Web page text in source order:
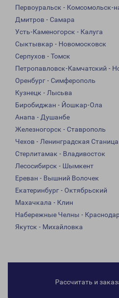
Первоуральск - Комсомольск-
Дмитров - Самара
Усть-Каменогорск - Калуга
Сыктывкар - Новомосковск
Серпухов - Томск
Петропавловск-Камчатский -
Оренбург - Симферополь
Кузнецк - Лысьва
Биробиджан - Йошкар-Ола
Анапа - Душанбе
Железногорск - Ставрополь
Чехов - Ленинградская Станица
Стерлитамак - Владивосток
Лесосибирск - Шымкент
Ереван - Вышний Волочек
Екатеринбург - Октябрьский
Махачкала - Клин
Набережные Челны - Краснодар
Якутск - Михайловка
Рассчитать и